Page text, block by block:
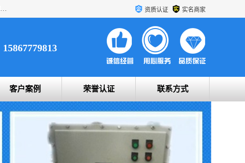
浙创防爆公司产品得到了 国内外广大用户的青眯，销售网络遍布全国各地及远销东南亚，非洲，中东，大洋州等60多个国家和地区，并初步建立起以中国大陆为总部的全球营销体系。 专业生产：防爆电气，BXMD系列防爆照明动力配电箱，BJX防爆接线箱，BKX防爆控制箱，防爆检修电源箱，防爆开关箱，不锈钢防爆箱，201/304/316不锈钢防爆配电箱系列， 防爆防腐系列，防爆防腐操作柱，防爆防腐控制箱 浙创防爆 资质认证 实名商家
15867779813
客户案例 荣誉认证 联系方式